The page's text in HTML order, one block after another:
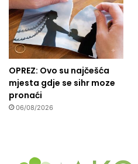
OPREZ: Ovo su najčešća
mjesta gdje se sihr moze
pronaći
06/08/2026